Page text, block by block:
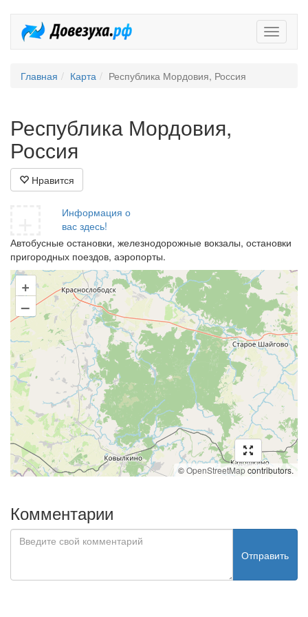
Главная Карта Республика Мордовия, Россия
Республика Мордовия,
Россия
Нравится
Информация о
вас здесь!
Автобусные остановки, железнодорожные вокзалы, остановки
пригородных поездов, аэропорты.
+
–
©OpenStreetMapcontributors.
Комментарии
Отправить